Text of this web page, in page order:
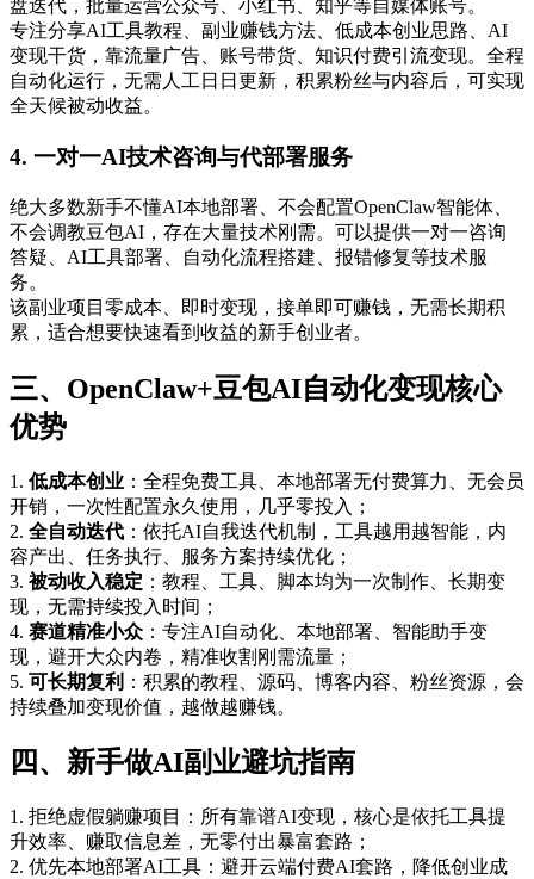
盘迭代，批量运营公众号、小红书、知乎等自媒体账号。
专注分享AI工具教程、副业赚钱方法、低成本创业思路、AI
变现干货，靠流量广告、账号带货、知识付费引流变现。全程
自动化运行，无需人工日日更新，积累粉丝与内容后，可实现
全天候被动收益。
4. 一对一AI技术咨询与代部署服务
绝大多数新手不懂AI本地部署、不会配置OpenClaw智能体、
不会调教豆包AI，存在大量技术刚需。可以提供一对一咨询
答疑、AI工具部署、自动化流程搭建、报错修复等技术服
务。
该副业项目零成本、即时变现，接单即可赚钱，无需长期积
累，适合想要快速看到收益的新手创业者。
三、OpenClaw+豆包AI自动化变现核心
优势
1. 低成本创业 ：全程免费工具、本地部署无付费算力、无会员
开销，一次性配置永久使用，几乎零投入；
2. 全自动迭代 ：依托AI自我迭代机制，工具越用越智能，内
容产出、任务执行、服务方案持续优化；
3. 被动收入稳定 ：教程、工具、脚本均为一次制作、长期变
现，无需持续投入时间；
4. 赛道精准小众 ：专注AI自动化、本地部署、智能助手变
现，避开大众内卷，精准收割刚需流量；
5. 可长期复利 ：积累的教程、源码、博客内容、粉丝资源，会
持续叠加变现价值，越做越赚钱。
四、新手做AI副业避坑指南
1. 拒绝虚假躺赚项目：所有靠谱AI变现，核心是依托工具提
升效率、赚取信息差，无零付出暴富套路；
2. 优先本地部署AI工具：避开云端付费AI套路，降低创业成